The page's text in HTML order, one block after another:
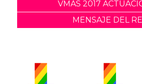
VMAS 2017
MENSAJE DEL